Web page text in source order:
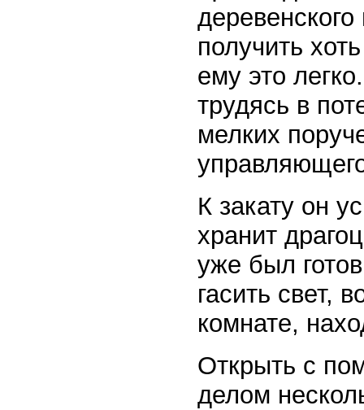
получить
ему это
трудясь в
мелких
К закату он
хранит
уже был
гасить свет,
комнате,
Открыть с
делом